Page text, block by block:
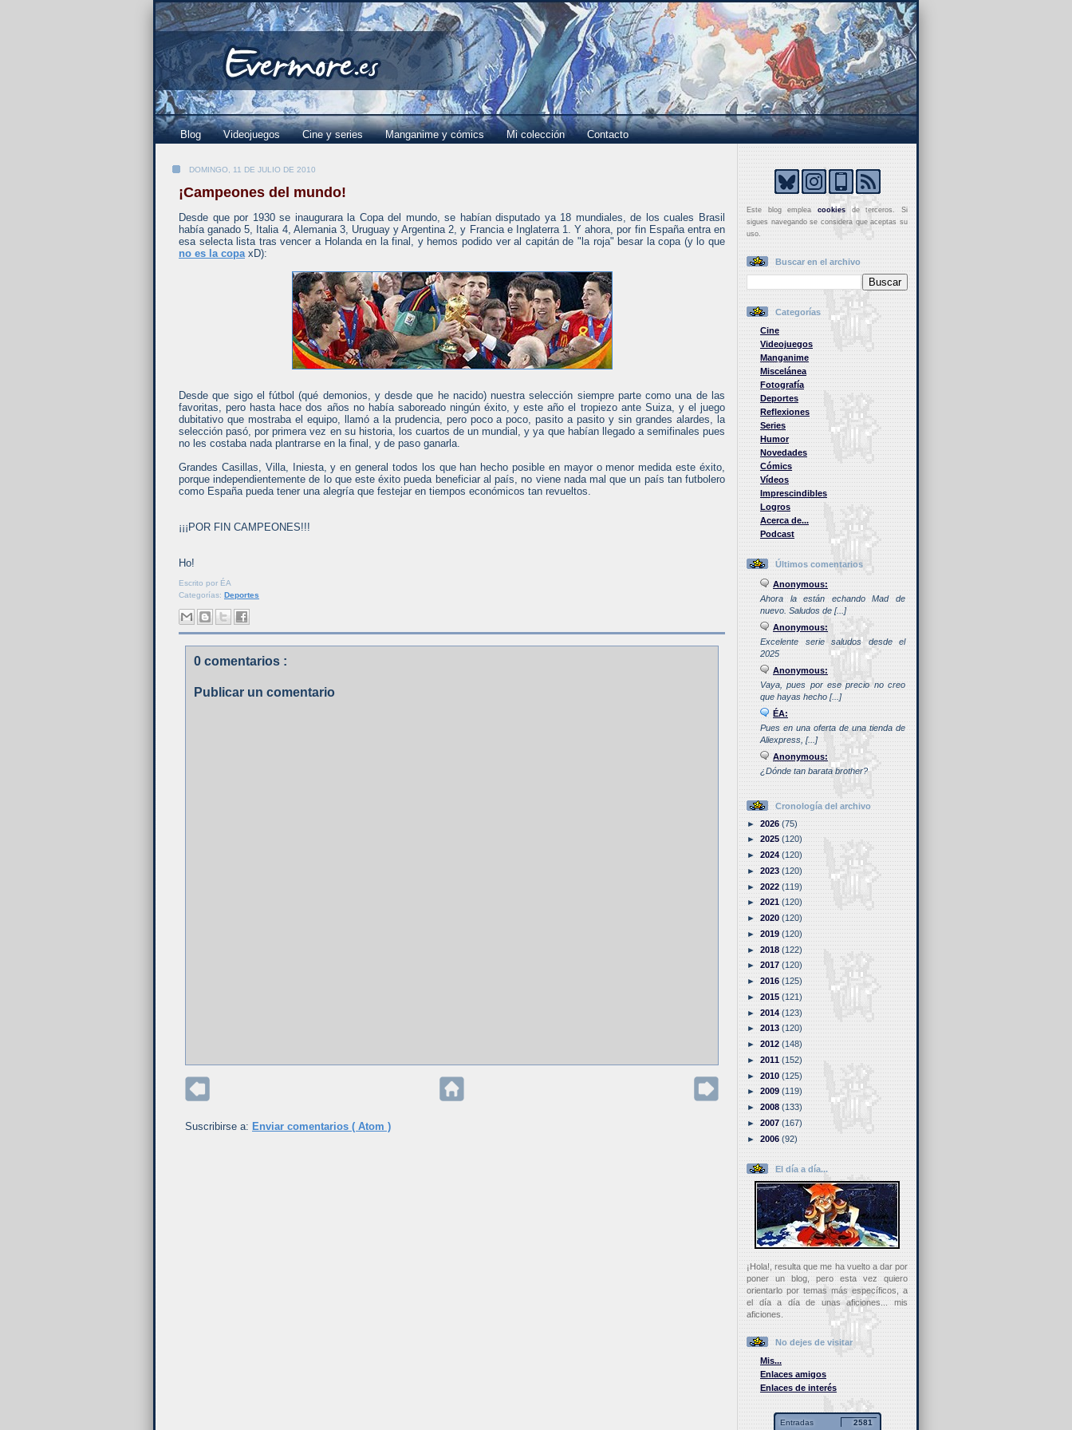
Blog Videojuegos Cine y series Manganime y cómics Mi colección Contacto
DOMINGO, 11 DE JULIO DE 2010
¡Campeones del mundo!
Desde que por 1930 se inaugurara la Copa del mundo, se habían disputado ya 18 mundiales, de los cuales Brasil
había ganado 5, Italia 4, Alemania 3, Uruguay y Argentina 2, y Francia e Inglaterra 1. Y ahora, por fin España entra en
esa selecta lista tras vencer a Holanda en la final, y hemos podido ver al capitán de "la roja" besar la copa (y lo que
no es la copaxD):
Desde que sigo el fútbol (qué demonios, y desde que he nacido) nuestra selección siempre parte como una de las
favoritas, pero hasta hace dos años no había saboreado ningún éxito, y este año el tropiezo ante Suiza, y el juego
dubitativo que mostraba el equipo, llamó a la prudencia, pero poco a poco, pasito a pasito y sin grandes alardes, la
selección pasó, por primera vez en su historia, los cuartos de un mundial, y ya que habían llegado a semifinales pues
no les costaba nada plantrarse en la final, y de paso ganarla.
Grandes Casillas, Villa, Iniesta, y en general todos los que han hecho posible en mayor o menor medida este éxito,
porque independientemente de lo que este éxito pueda beneficiar al país, no viene nada mal que un país tan futbolero
como España pueda tener una alegría que festejar en tiempos económicos tan revueltos.
¡¡¡POR FIN CAMPEONES!!!
Ho!
Escrito por ÉA
Categorías: Deportes
0 comentarios :
Publicar un comentario
Suscribirse a: Enviar comentarios ( Atom )
Este blog empleacookies de terceros. Si
sigues navegando se considera que aceptas su
uso.
Buscar en el archivo
Categorías
Cine
Videojuegos
Manganime
Miscelánea
Fotografía
Deportes
Reflexiones
Series
Humor
Novedades
Cómics
Vídeos
Imprescindibles
Logros
Acerca de...
Podcast
Últimos comentarios
Anonymous:
Ahora la están echando Mad de
nuevo. Saludos de [...]
Anonymous:
Excelente serie saludos desde el
2025
Anonymous:
Vaya, pues por ese precio no creo
que hayas hecho [...]
ÉA:
Pues en una oferta de una tienda de
Aliexpress, [...]
Anonymous:
¿Dónde tan barata brother?
Cronología del archivo
►2026(75)
►2025(120)
►2024(120)
►2023(120)
►2022(119)
►2021(120)
►2020(120)
►2019(120)
►2018(122)
►2017(120)
►2016(125)
►2015(121)
►2014(123)
►2013(120)
►2012(148)
►2011(152)
►2010(125)
►2009(119)
►2008(133)
►2007(167)
►2006(92)
El día a día...
¡Hola!, resulta que me ha vuelto a dar por
poner un blog, pero esta vez quiero
orientarlo por temas más específicos, a
el día a día de unas aficiones... mis
aficiones.
No dejes de visitar
Mis...
Enlaces amigos
Enlaces de interés
Entradas 2581